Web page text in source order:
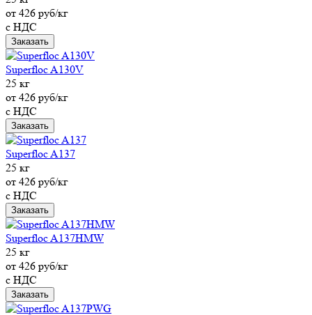
от 426 руб/кг
с НДС
Заказать
Superfloc A130V
25 кг
от 426 руб/кг
с НДС
Заказать
Superfloc A137
25 кг
от 426 руб/кг
с НДС
Заказать
Superfloc A137HMW
25 кг
от 426 руб/кг
с НДС
Заказать